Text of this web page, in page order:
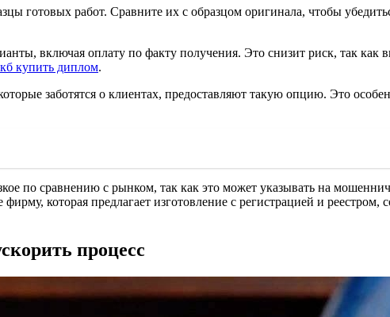
готовых работ. Сравните их с образцом оригинала, чтобы
включая оплату по факту получения. Это снизит риск, так как
купить диплом.
заботятся о клиентах, предоставляют такую опцию. Это
по сравнению с рынком, так как это может указывать на
которая предлагает изготовление с регистрацией и реестром,
процесс